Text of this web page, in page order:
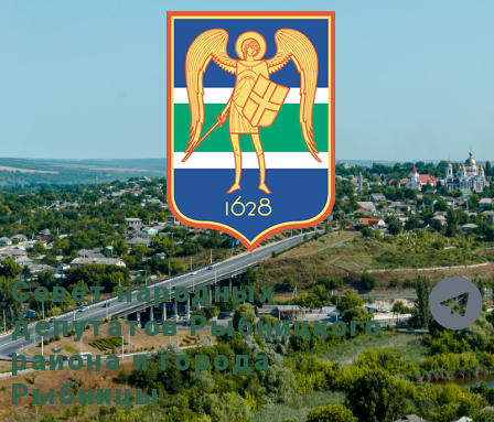
Совет народных
депутатов Рыбницкого
района и города
Рыбницы